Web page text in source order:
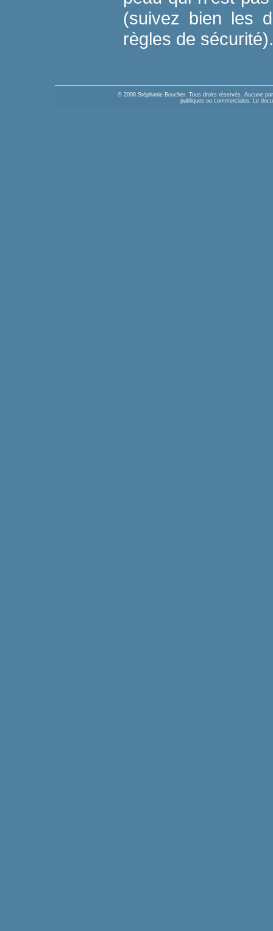
(suivez bien les
règles de sécurité).
© 2008 Stéphanie Boucher. Tous droits réservés. Aucune
publiques ou commerciales. Le